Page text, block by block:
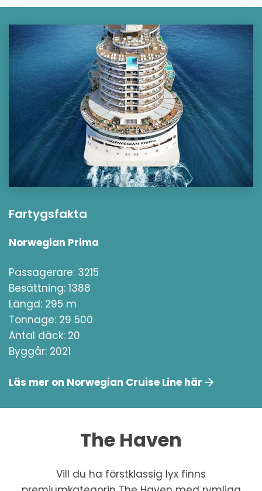
Fartygsfakta
Norwegian Prima
Passagerare: 3215
Besättning: 1388
Längd: 295 m
Tonnage: 29 500
Antal däck: 20
Byggår: 2021
Läs mer on Norwegian Cruise Line här
The Haven
Vill du ha förstklassig lyx finns